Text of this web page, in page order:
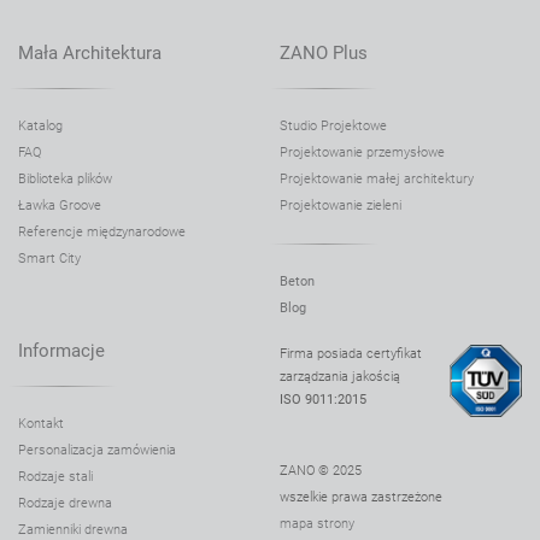
Ławka Classic 02.019
Ławka Domino 60 02.440.2
Ławka Domino 60 02.040.4
Ławka Domino 90 02.440.1
Ławka Flash 02.025
Ławka Flash 02.325
Mała Architektura
Katalog
FAQ
Biblioteka plików
Ławka Groove
Referencje międzynarodowe
Smart City
ZANO Plus
Studio Projektowe
Projektowanie przemysłowe
Projektowanie małej architektury
Projektowanie zieleni
Beton
Blog
Informacje
Kontakt
Personalizacja zamówienia
Rodzaje stali
Rodzaje drewna
Zamienniki drewna
Firma posiada certyfikat
zarządzania jakością
ISO 9011:2015
ZANO © 2025
wszelkie prawa zastrzeżone
mapa strony